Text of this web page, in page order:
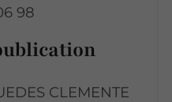
98
CLEMENTE